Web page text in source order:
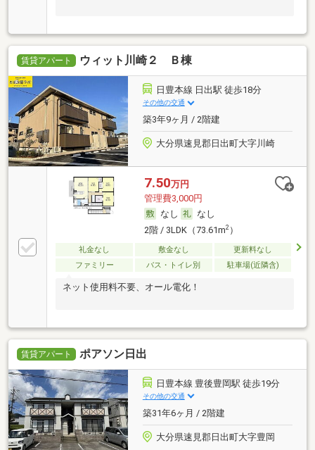
賃貸アパート ウィット川崎２ Ｂ棟
日豊本線 日出駅 徒歩18分
その他の交通
築3年9ヶ月 / 2階建
大分県速見郡日出町大字川崎
7.50万円
管理費3,000円
なし
なし
2階 / 3LDK（73.61m2）
礼金なし 敷金なし
更新料なし
ファミリー
バス・トイレ別 駐車場(近隣含)
ネット使用料不要、オール電化！
賃貸アパート ポアソン日出
日豊本線 豊後豊岡駅 徒歩19分
その他の交通
築31年6ヶ月 / 2階建
大分県速見郡日出町大字豊岡